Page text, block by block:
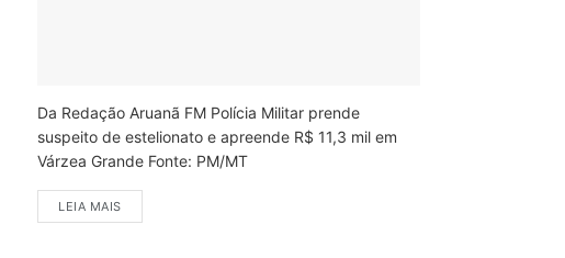
Da Redação Aruanã FM Polícia Militar prende
suspeito de estelionato e apreende R$ 11,3 mil em
Várzea Grande Fonte: PM/MT
LEIA MAIS